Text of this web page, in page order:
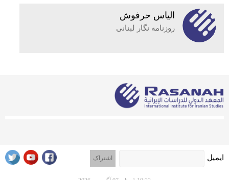
الیاس حرفوش
روزنامه نگار لبنانی
ایمیل